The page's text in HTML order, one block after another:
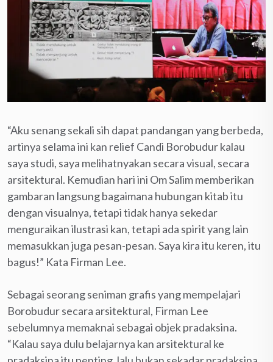
“Aku senang sekali sih dapat pandangan yang berbeda,
artinya selama ini kan relief Candi Borobudur kalau
saya studi, saya melihatnyakan secara visual, secara
arsitektural. Kemudian hari ini Om Salim memberikan
gambaran langsung bagaimana hubungan kitab itu
dengan visualnya, tetapi tidak hanya sekedar
menguraikan ilustrasi kan, tetapi ada spirit yang lain
memasukkan juga pesan-pesan. Saya kira itu keren, itu
bagus!” Kata Firman Lee.
Sebagai seorang seniman grafis yang mempelajari
Borobudur secara arsitektural, Firman Lee
sebelumnya memaknai sebagai objek pradaksina.
“Kalau saya dulu belajarnya kan arsitektural ke